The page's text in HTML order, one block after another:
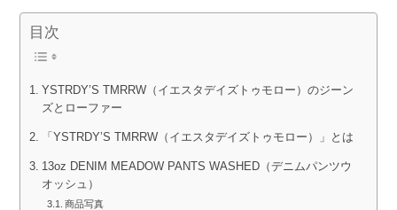
目次
YSTRDY’S TMRRW（イエスタデイズトゥモロー）のジーン
ズとローファー
「YSTRDY’S TMRRW（イエスタデイズトゥモロー）」とは
13oz DENIM MEADOW PANTS WASHED（デニムパンツウ
オッシュ）
商品写真